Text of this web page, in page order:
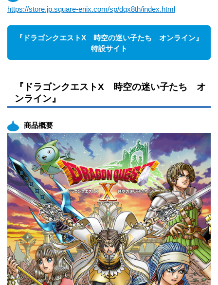
https://store.jp.square-enix.com/sp/dqx8th/index.html
『ドラゴンクエストX 時空の迷い子たち オンライン』
特設サイト
『ドラゴンクエストX 時空の迷い子たち オ
ンライン』
商品概要